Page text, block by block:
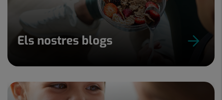
Els nostres blogs